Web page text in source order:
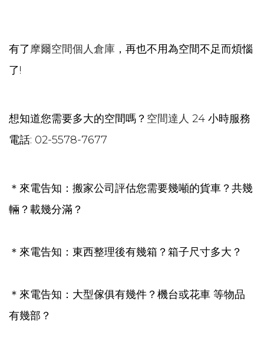
有了摩爾空間個人倉庫 ，再也不用為空間不足而煩惱
了!
想知道您需要多大的空間嗎？ 空間達人 24 小時服務
電話: 02-5578-7677
＊來電告知：搬家公司評估您需要幾噸的貨車？共幾
輛？載幾分滿？
＊來電告知：東西整理後有幾箱？箱子尺寸多大？
＊來電告知：大型傢俱有幾件？機台或花車 等物品
有幾部？